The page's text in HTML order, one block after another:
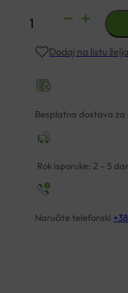
TRAKA
VJEŽBANJE
LAGANA
(ŽUTA)
Dodaj na listu želja
Besplatna dostava za
Rok isporuke: 2 – 5
Naručite telefonski